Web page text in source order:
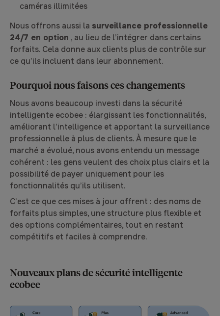
caméras illimitées
Nous offrons aussi la surveillance professionnelle
24/7 en option , au lieu de l’intégrer dans certains
forfaits. Cela donne aux clients plus de contrôle sur
ce qu’ils incluent dans leur abonnement.
Pourquoi nous faisons ces changements
Nous avons beaucoup investi dans la sécurité
intelligente ecobee : élargissant les fonctionnalités,
améliorant l’intelligence et apportant la surveillance
professionnelle à plus de clients. À mesure que le
marché a évolué, nous avons entendu un message
cohérent : les gens veulent des choix plus clairs et la
possibilité de payer uniquement pour les
fonctionnalités qu’ils utilisent.
C’est ce que ces mises à jour offrent : des noms de
forfaits plus simples, une structure plus flexible et
des options complémentaires, tout en restant
compétitifs et faciles à comprendre.
Nouveaux plans de sécurité intelligente
ecobee